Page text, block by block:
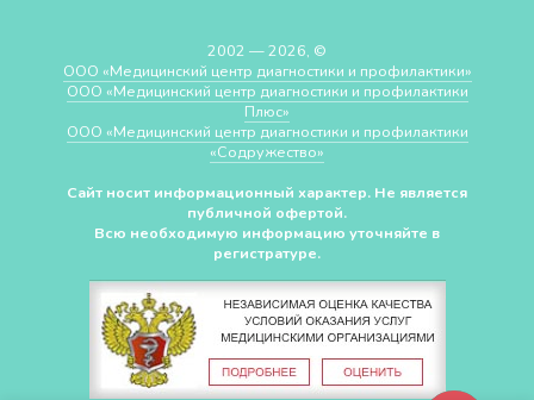
2002 — 2026, ©
ООО «Медицинский центр диагностики и профилактики»
ООО «Медицинский центр диагностики и профилактики
Плюс»
ООО «Медицинский центр диагностики и профилактики
«Cодружество»
Сайт носит информационный характер. Не является
публичной офертой.
Всю необходимую информацию уточняйте в
регистратуре.